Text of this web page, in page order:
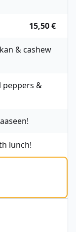
15,50 €
& cashew
peppers &
lunch!